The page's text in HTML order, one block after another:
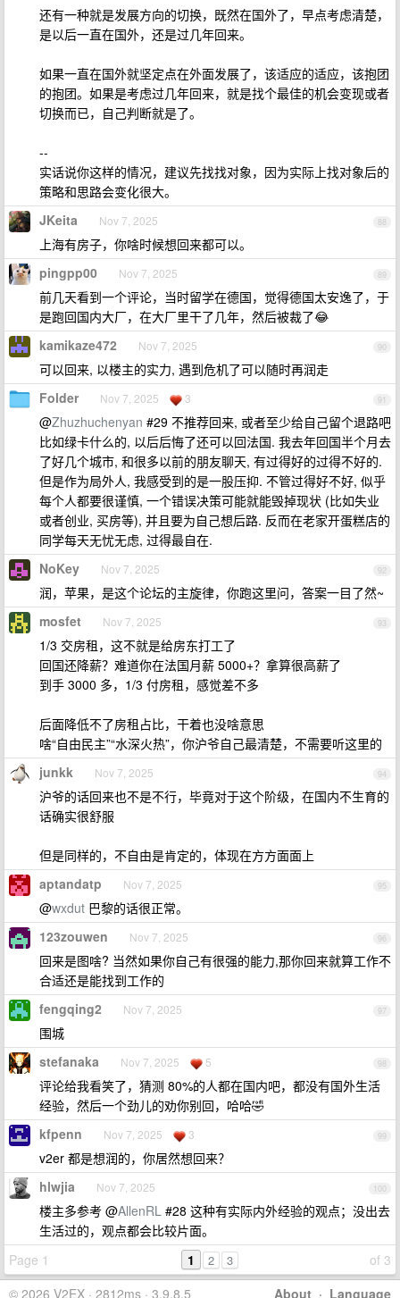
还有一种就是发展方向的切换，既然在国外了，早点考虑清楚，
是以后一直在国外，还是过几年回来。
如果一直在国外就坚定点在外面发展了，该适应的适应，该抱团
的抱团。如果是考虑过几年回来，就是找个最佳的机会变现或者
切换而已，自己判断就是了。
--
实话说你这样的情况，建议先找找对象，因为实际上找对象后的
策略和思路会变化很大。
88
JKeita Nov 7, 2025
上海有房子，你啥时候想回来都可以。
89
pingpp00 Nov 7, 2025
前几天看到一个评论，当时留学在德国，觉得德国太安逸了，于
是跑回国内大厂，在大厂里干了几年，然后被裁了😂
90
kamikaze472 Nov 7, 2025
可以回来, 以楼主的实力, 遇到危机了可以随时再润走
91
Folder Nov 7, 2025 3
@Zhuzhuchenyan #29 不推荐回来, 或者至少给自己留个退路吧
比如绿卡什么的, 以后后悔了还可以回法国. 我去年回国半个月去
了好几个城市, 和很多以前的朋友聊天, 有过得好的过得不好的.
但是作为局外人, 我感受到的是一股压抑. 不管过得好不好, 似乎
每个人都要很谨慎, 一个错误决策可能就能毁掉现状 (比如失业
或者创业, 买房等), 并且要为自己想后路. 反而在老家开蛋糕店的
同学每天无忧无虑, 过得最自在.
92
NoKey Nov 7, 2025
润，苹果，是这个论坛的主旋律，你跑这里问，答案一目了然~
93
mosfet Nov 7, 2025
1/3 交房租，这不就是给房东打工了
回国还降薪？难道你在法国月薪 5000+？拿算很高薪了
到手 3000 多，1/3 付房租，感觉差不多
后面降低不了房租占比，干着也没啥意思
啥“自由民主”“水深火热”，你沪爷自己最清楚，不需要听这里的
94
junkk Nov 7, 2025
沪爷的话回来也不是不行，毕竟对于这个阶级，在国内不生育的
话确实很舒服
但是同样的，不自由是肯定的，体现在方方面面上
95
aptandatp Nov 7, 2025
@wxdut 巴黎的话很正常。
96
123zouwen Nov 7, 2025
回来是图啥? 当然如果你自己有很强的能力,那你回来就算工作不
合适还是能找到工作的
97
fengqing2 Nov 7, 2025
围城
98
stefanaka Nov 7, 2025 5
评论给我看笑了，猜测 80%的人都在国内吧，都没有国外生活
经验，然后一个劲儿的劝你别回，哈哈🤣
99
kfpenn Nov 7, 2025 3
v2er 都是想润的，你居然想回来？
100
hlwjia Nov 7, 2025
楼主多参考 @AllenRL #28 这种有实际内外经验的观点；没出去
生活过的，观点都会比较片面。
Page 1
of 3
1 2 3
About · Language
© 2026 V2EX · 2812ms · 3.9.8.5